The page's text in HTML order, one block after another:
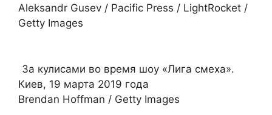
Aleksandr Gusev / Pacific Press / LightRocket /
Getty Images
За кулисами во время шоу «Лига смеха».
Киев, 19 марта 2019 года
Brendan Hoffman / Getty Images